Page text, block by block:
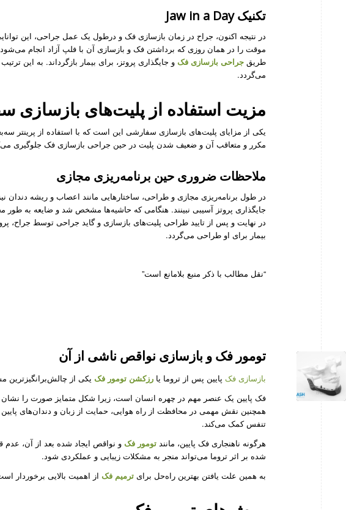
تکنیک Jaw in a Day
در نتیجه اکنون، جراح در زمان بازسازی فک و درطول یک عمل جراحی، این
موقت را در همان روزی که برداشتن فک و بازسازی آن با فلپ آزاد انجام
طریق جراحی بازسازی فکو جایگذاری پروتز، برای بیمار بازگرداند. به این
می‌گردد.
مزیت استفاده از پلیت‌های بازسازی
یکی از مزایای پلیت‌های بازسازی سفارشی این است که با استفاده از پرینتر
مکرر و متعاقب آن و ضعیف شدن پلیت در حین جراحی بازسازی فک جلوگیری
ملاحظات ضروری حین برنامه‌ریزی مجازی
در طول برنامه‌ریزی مجازی و طراحی، ساختارهایی مانند اعصاب و ریشه دندان
جایگذاری پروتز آسیبی نبینند. هنگامی که حاشیه‌ها مشخص شد و ضایعه به طور
در نهایت و پس از تایید طراحی پلیت‌های بازسازی و گاید جراحی توسط جراح،
بیمار برای او طراحی می‌گردد.
“نقل مطالب با ذکر منبع بلامانع است”
تومور فک و بازسازی نواقص ناشی از آن
بازسازی فک پایین پس از تروما یا رزکشن تومور فکیکی از
فک پایین یک عنصر مهم در چهره انسان است، زیرا شکل متمایز صورت را
همچنین نقش مهمی در محافظت از راه هوایی، حمایت از زبان و دندان‌های
تنفس کمک می‌کند.
هرگونه ناهنجاری فک پایین، مانند تومور فکو نواقص ایجاد شده بعد از آن، عدم
شده بر اثر تروما می‌تواند منجر به مشکلات زیبایی و عملکردی شود.
به همین علت یافتن بهترین راه‌حل برای ترمیم فکاز اهمیت بالایی برخوردار